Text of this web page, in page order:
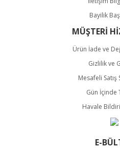
Bayilik
MÜŞTERİ
Ürün İade ve
Gizlilik ve
Mesafeli Satış
Gün İçinde
Havale
E-